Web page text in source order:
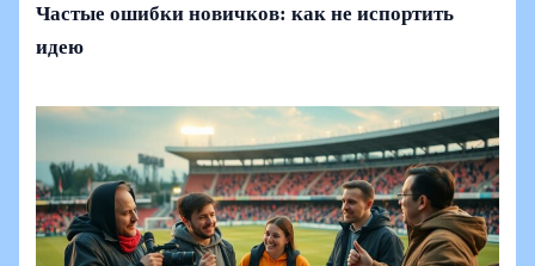
Частые ошибки новичков: как не испортить
идею